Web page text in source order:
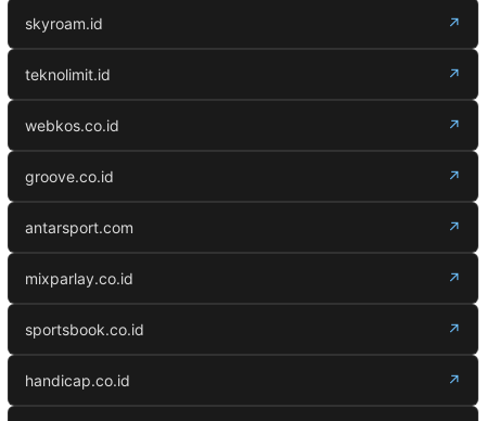
skyroam.id ↗
teknolimit.id ↗
webkos.co.id ↗
groove.co.id ↗
antarsport.com ↗
mixparlay.co.id ↗
sportsbook.co.id ↗
handicap.co.id ↗